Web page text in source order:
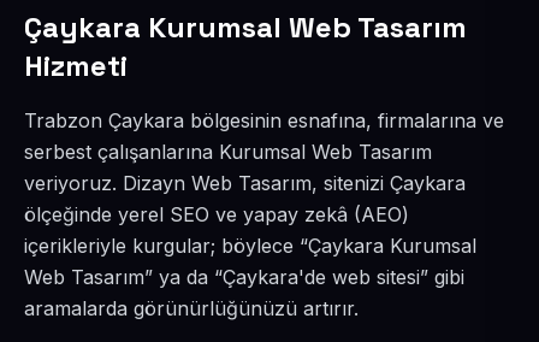
Çaykara Kurumsal Web Tasarım
Hizmeti
Trabzon Çaykara bölgesinin esnafına, firmalarına ve
serbest çalışanlarına Kurumsal Web Tasarım
veriyoruz. Dizayn Web Tasarım, sitenizi Çaykara
ölçeğinde yerel SEO ve yapay zekâ (AEO)
içerikleriyle kurgular; böylece “Çaykara Kurumsal
Web Tasarım” ya da “Çaykara'de web sitesi” gibi
aramalarda görünürlüğünüzü artırır.